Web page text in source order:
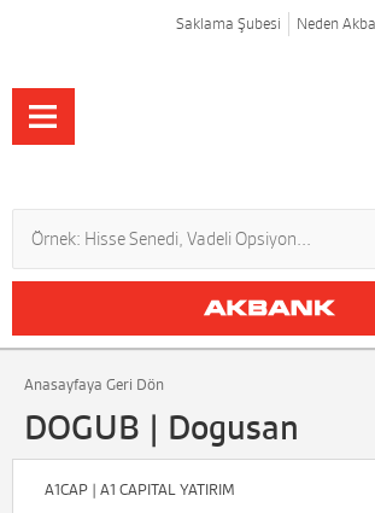
Saklama Şubesi Neden
Anasayfaya Geri Dön
DOGUB | Dogusan
A1CAP | A1 CAPITAL YATIRIM